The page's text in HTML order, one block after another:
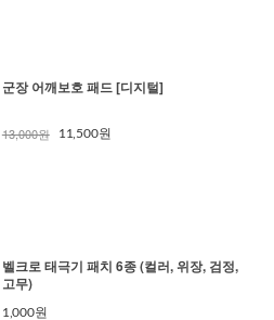
군장 어깨보호 패드 [디지털]
13,000원 11,500원
벨크로 태극기 패치 6종 (컬러, 위장, 검정,
고무)
1,000원